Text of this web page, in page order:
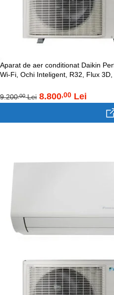
Aparat de aer conditionat Daikin
Wi-Fi, Ochi Inteligent, R32, Flux
9.200,00 Lei 8.800,00 Lei